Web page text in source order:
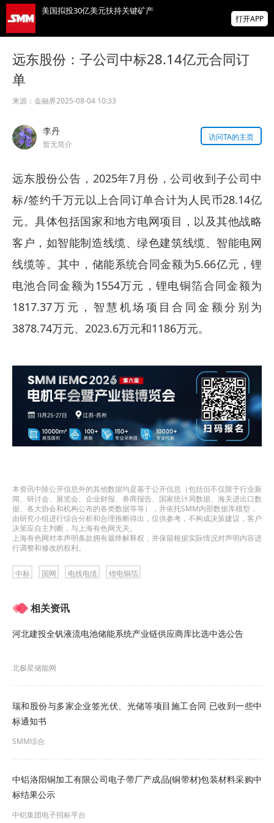
美国拟投30亿美元扶持关键矿产
协议，美国届时解除封锁”！金银油齐涨！
为有色行业打造的神器
打开APP
远东股份：子公司中标28.14亿元合同订
单
来源： 金融界2025-08-04 10:33
李丹
暂无简介
访问TA的主页
远东股份公告，2025年7月份，公司收到子公司中
标/签约千万元以上合同订单合计为人民币28.14亿
元。具体包括国家和地方电网项目，以及其他战略
客户，如智能制造线缆、绿色建筑线缆、智能电网
线缆等。其中，储能系统合同金额为5.66亿元，锂
电池合同金额为1554万元，锂电铜箔合同金额为
1817.37万元，智慧机场项目合同金额分别为
3878.74万元、2023.6万元和1186万元。
本资讯中除公开信息外的其他数据均是基于公开信息（包括但不仅限于行业新
闻、研讨会、展览会、企业财报、券商报告、国家统计局数据、海关进出口数
据、各大协会和机构公布的各类数据等等），并依托SMM内部数据库模型，
由研究小组进行综合分析和合理推断得出，仅供参考，不构成决策建议，客户
决策应自主判断，与上海有色网无关。
上海有色网对本声明条款拥有最终解释权，并保留根据实际情况对声明内容进
行调整和修改的权利。
中标 国网 电线电缆 锂电铜箔
相关资讯
河北建投全钒液流电池储能系统产业链供应商库比选中选公告
北极星储能网
瑞和股份与多家企业签光伏、光储等项目施工合同 已收到一些中
标通知书
SMM综合
中铝洛阳铜加工有限公司电子带厂产成品(铜带材)包装材料采购中
标结果公示
中铝集团电子招标平台